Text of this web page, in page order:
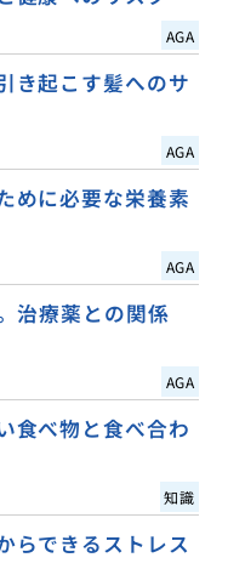
AGA
き起こす髪へのサ
AGA
めに必要な栄養素
AGA
治療薬との関係
AGA
食べ物と食べ合わ
知識
らできるストレス